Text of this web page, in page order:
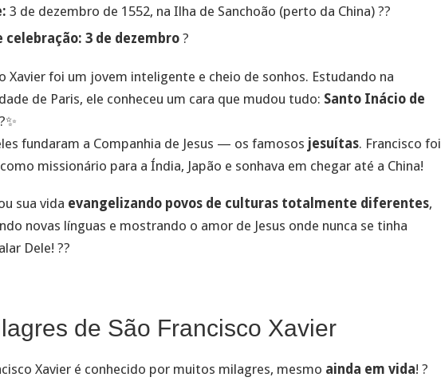
3 de dezembro de 1552, na Ilha de Sanchoão (perto da China) ??
celebração: 3 de dezembro ?
Xavier foi um jovem inteligente e cheio de sonhos. Estudando na
de Paris, ele conheceu um cara que mudou tudo: Santo Inácio de
fundaram a Companhia de Jesus — os famosos jesuítas. Francisco foi
missionário para a Índia, Japão e sonhava em chegar até a China!
sua vida evangelizando povos de culturas totalmente diferentes,
novas línguas e mostrando o amor de Jesus onde nunca se tinha
Dele! ??
de São Francisco Xavier
Xavier é conhecido por muitos milagres, mesmo ainda em vida! ?